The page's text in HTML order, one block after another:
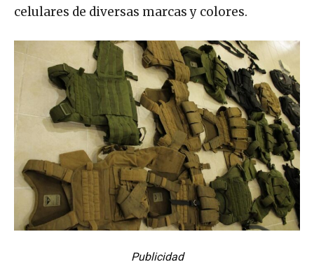
celulares de diversas marcas y colores.
Publicidad